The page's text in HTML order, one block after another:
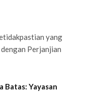
yang
Perjanjian
Batas: Yayasan